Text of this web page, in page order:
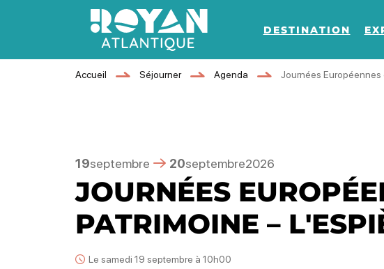
Royan Atlantique
DESTINATION
Accueil Séjourner Agenda Journées Européennes
19septembre 20septembre2026
JOURNÉES
PATRIMOINE –
Le samedi 19 septembre à 10h00